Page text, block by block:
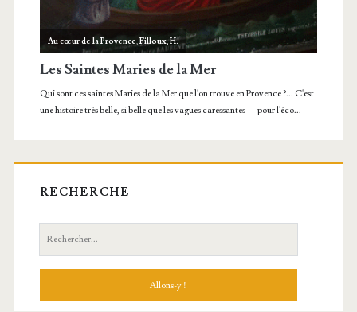
RECHERCHE
Recherche: